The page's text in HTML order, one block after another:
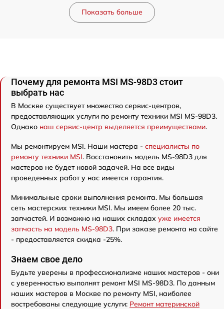
Показать больше
Почему для ремонта MSI MS-98D3 стоит
выбрать нас
В Москве существует множество сервис-центров,
предоставляющих услуги по ремонту техники MSI MS-98D3.
Однако наш сервис-центр выделяется преимуществами.
Мы ремонтируем MSI. Наши мастера - специалисты по
ремонту техники MSI. Восстановить модель MS-98D3 для
мастеров не будет новой задачей. На все виды
проведенных работ у нас имеется гарантия.
Минимальные сроки выполнения ремонта. Мы большая
сеть мастерских техники MSI. Мы имеем более 20 тыс.
запчастей. И возможно на наших складах уже имеется
запчасть на модель MS-98D3. При заказе ремонта на сайте
- предоставляется скидка -25%.
Знаем свое дело
Будьте уверены в профессионализме наших мастеров - они
с уверенностью выполнят ремонт MSI MS-98D3. По данным
наших мастеров в Москве по ремонту MSI, наиболее
востребованы следующие услуги: Ремонт материнской